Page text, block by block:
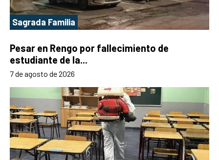
Sagrada Familia
Pesar en Rengo por fallecimiento de
estudiante de la...
7 de agosto de 2026